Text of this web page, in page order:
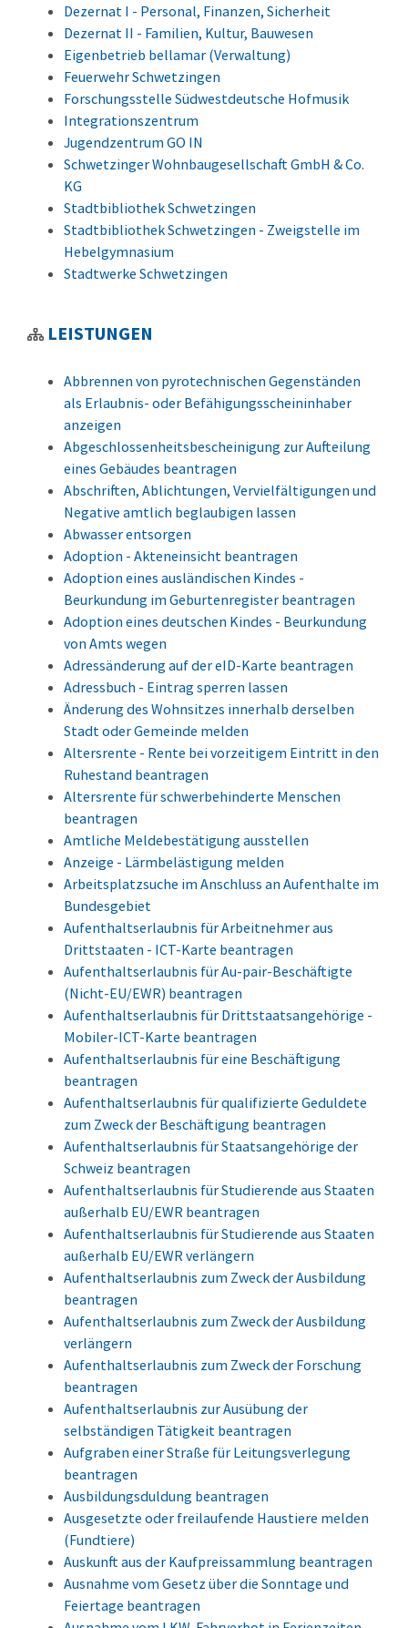
Dezernat I - Personal, Finanzen, Sicherheit
Dezernat II - Familien, Kultur, Bauwesen
Eigenbetrieb bellamar (Verwaltung)
Feuerwehr Schwetzingen
Forschungsstelle Südwestdeutsche Hofmusik
Integrationszentrum
Jugendzentrum GO IN
Schwetzinger Wohnbaugesellschaft GmbH & Co.
KG
Stadtbibliothek Schwetzingen
Stadtbibliothek Schwetzingen - Zweigstelle im
Hebelgymnasium
Stadtwerke Schwetzingen
LEISTUNGEN
Abbrennen von pyrotechnischen Gegenständen
als Erlaubnis- oder Befähigungsscheininhaber
anzeigen
Abgeschlossenheitsbescheinigung zur Aufteilung
eines Gebäudes beantragen
Abschriften, Ablichtungen, Vervielfältigungen und
Negative amtlich beglaubigen lassen
Abwasser entsorgen
Adoption - Akteneinsicht beantragen
Adoption eines ausländischen Kindes -
Beurkundung im Geburtenregister beantragen
Adoption eines deutschen Kindes - Beurkundung
von Amts wegen
Adressänderung auf der eID-Karte beantragen
Adressbuch - Eintrag sperren lassen
Änderung des Wohnsitzes innerhalb derselben
Stadt oder Gemeinde melden
Altersrente - Rente bei vorzeitigem Eintritt in den
Ruhestand beantragen
Altersrente für schwerbehinderte Menschen
beantragen
Amtliche Meldebestätigung ausstellen
Anzeige - Lärmbelästigung melden
Arbeitsplatzsuche im Anschluss an Aufenthalte im
Bundesgebiet
Aufenthaltserlaubnis für Arbeitnehmer aus
Drittstaaten - ICT-Karte beantragen
Aufenthaltserlaubnis für Au-pair-Beschäftigte
(Nicht-EU/EWR) beantragen
Aufenthaltserlaubnis für Drittstaatsangehörige -
Mobiler-ICT-Karte beantragen
Aufenthaltserlaubnis für eine Beschäftigung
beantragen
Aufenthaltserlaubnis für qualifizierte Geduldete
zum Zweck der Beschäftigung beantragen
Aufenthaltserlaubnis für Staatsangehörige der
Schweiz beantragen
Aufenthaltserlaubnis für Studierende aus Staaten
außerhalb EU/EWR beantragen
Aufenthaltserlaubnis für Studierende aus Staaten
außerhalb EU/EWR verlängern
Aufenthaltserlaubnis zum Zweck der Ausbildung
beantragen
Aufenthaltserlaubnis zum Zweck der Ausbildung
verlängern
Aufenthaltserlaubnis zum Zweck der Forschung
beantragen
Aufenthaltserlaubnis zur Ausübung der
selbständigen Tätigkeit beantragen
Aufgraben einer Straße für Leitungsverlegung
beantragen
Ausbildungsduldung beantragen
Ausgesetzte oder freilaufende Haustiere melden
(Fundtiere)
Auskunft aus der Kaufpreissammlung beantragen
Ausnahme vom Gesetz über die Sonntage und
Feiertage beantragen